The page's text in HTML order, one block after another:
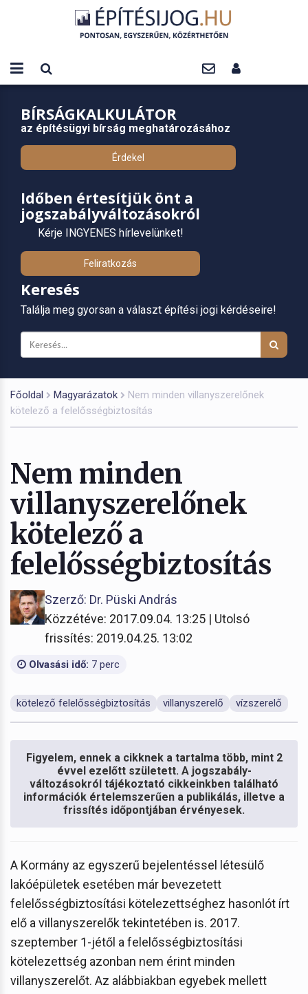
BÍRSÁGKALKULÁTOR
az építésügyi bírság meghatározásához
Érdekel
Időben értesítjük önt a
jogszabályváltozásokról
Kérje INGYENES hírlevelünket!
Feliratkozás
Keresés
Találja meg gyorsan a választ építési jogi kérdéseire!
Főoldal Magyarázatok
Nem minden villanyszerelőnek
kötelező a felelősségbiztosítás
Nem minden
villanyszerelőnek
kötelező a
felelősségbiztosítás
Szerző: Dr. Püski András
Közzétéve: 2017.09.04. 13:25 | Utolsó
frissítés: 2019.04.25. 13:02
Olvasási idő: 7 perc
kötelező felelősségbiztosítás villanyszerelő vízszerelő
Figyelem, ennek a cikknek a tartalma több, mint 2
évvel ezelőtt született. A jogszabály-
változásokról tájékoztató cikkeinkben található
információk értelemszerűen a publikálás, illetve a
frissítés időpontjában érvényesek.
A Kormány az egyszerű bejelentéssel létesülő
lakóépületek esetében már bevezetett
felelősségbiztosítási kötelezettséghez hasonlót írt
elő a villanyszerelők tekintetében is. 2017.
szeptember 1-jétől a felelősségbiztosítási
kötelezettség azonban nem érint minden
villanyszerelőt. Az alábbiakban egyebek mellett